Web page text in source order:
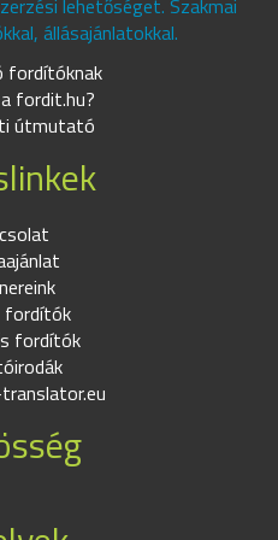
lehetőséget. Szakmai
állásajánlatokkal.
fordítóknak
fordit.hu?
útmutató
fordítók
fordítók